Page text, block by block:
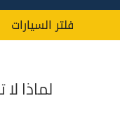
فلتر السيارات
لماذا لا